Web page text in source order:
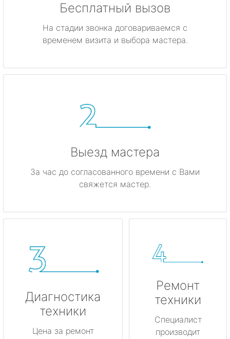
Бесплатный вызов
На стадии звонка договариваемся с
временем визита и выбора мастера.
Выезд мастера
За час до согласованного времени с Вами
свяжется мастер.
Диагностика
техники
Цена за ремонт
Ремонт
техники
Специалист
производит